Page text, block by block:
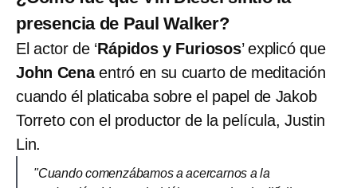
presencia de Paul Walker?
El actor de ‘Rápidos y Furiosos’ explicó que
John Cenaentró en su cuarto de meditación
cuando él platicaba sobre el papel de Jakob
Torreto con el productor de la película, Justin
Lin.
"Cuando comenzábamos a acercarnos a la